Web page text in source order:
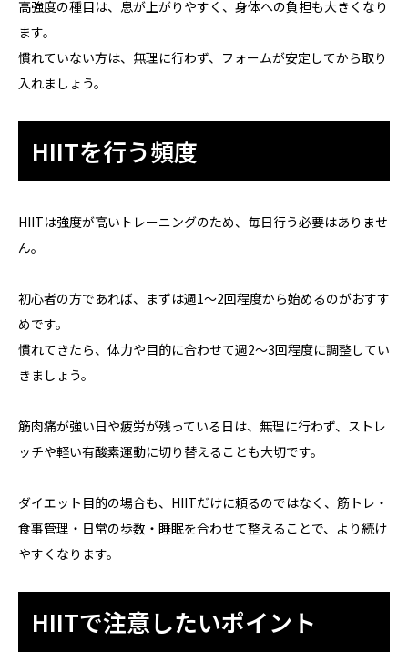
高強度の種目は、息が上がりやすく、身体への負担も大きくなり
ます。
慣れていない方は、無理に行わず、フォームが安定してから取り
入れましょう。
HIITを行う頻度
HIITは強度が高いトレーニングのため、毎日行う必要はありませ
ん。
初心者の方であれば、まずは週1〜2回程度から始めるのがおすす
めです。
慣れてきたら、体力や目的に合わせて週2〜3回程度に調整してい
きましょう。
筋肉痛が強い日や疲労が残っている日は、無理に行わず、ストレ
ッチや軽い有酸素運動に切り替えることも大切です。
ダイエット目的の場合も、HIITだけに頼るのではなく、筋トレ・
食事管理・日常の歩数・睡眠を合わせて整えることで、より続け
やすくなります。
HIITで注意したいポイント